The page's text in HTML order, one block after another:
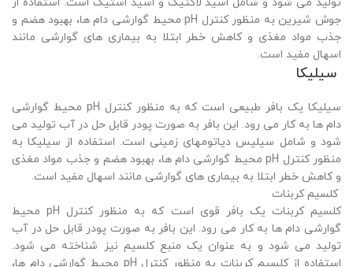
تولید می شود و شامل اسید لاکتیک و اسید استیک است. استفاده از
جوش شیرین به منظور کنترل pH محیط گوارشی دام ها، بهبود هضم و
جذب مواد مغذی و کاهش خطر ابتلا به بیماری های گوارشی مانند
اسهال مفید است.
سیلیکا
سیلیکا یک بافر طبیعی است که به منظور کنترل pH محیط گوارشی
دام ها به کار می رود. این بافر به صورت پودر قابل حل در آب تولید می
شود و شامل سیلیس دیاتومهای زمینی است. استفاده از سیلیکا به
منظور کنترل pH محیط گوارشی دام ها، بهبود هضم و جذب مواد مغذی
و کاهش خطر ابتلا به بیماری های گوارشی مانند اسهال مفید است.
کلسیم کربنات
کلسیم کربنات یک بافر قوی است که به منظور کنترل pH محیط
گوارشی دام ها به کار می رود. این بافر به صورت پودر قابل حل در آب
تولید می شود و به عنوان یک منبع کلسیم نیز شناخته می شود.
استفاده از کلسیم کربنات به منظور کنترل pH محیط گوارشی دام ها،